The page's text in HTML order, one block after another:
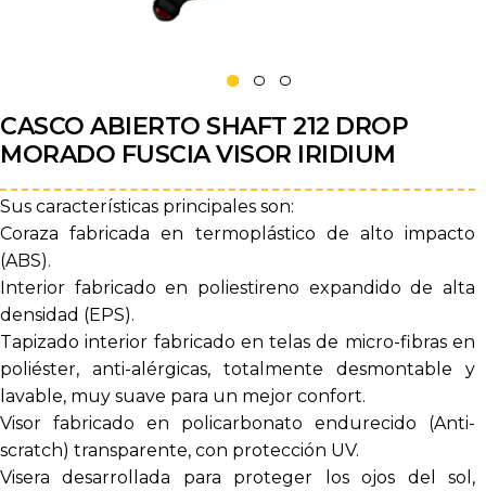
CASCO ABIERTO SHAFT 212 DROP
MORADO FUSCIA VISOR IRIDIUM
Sus características principales son:
Coraza fabricada en termoplástico de alto impacto
(ABS).
Interior fabricado en poliestireno expandido de alta
densidad (EPS).
Tapizado interior fabricado en telas de micro-fibras en
poliéster, anti-alérgicas, totalmente desmontable y
lavable, muy suave para un mejor confort.
Visor fabricado en policarbonato endurecido (Anti-
scratch) transparente, con protección UV.
Visera desarrollada para proteger los ojos del sol,